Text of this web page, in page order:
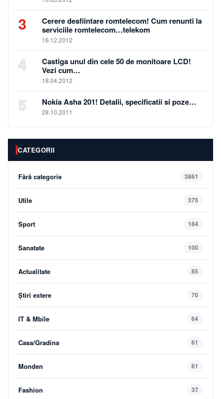
3
Cerere desfiintare romtelecom! Cum renunti la
serviciile romtelecom…telekom
16.12.2012
4
Castiga unul din cele 50 de monitoare LCD!
Vezi cum…
18.04.2012
5 Nokia Asha 201! Detalii, specificatii si poze…
28.10.2011
CATEGORII
Fără categorie 3861
Utile 375
Sport 184
Sanatate 100
Actualitate 85
Știri extere 70
IT & Mbile 64
Casa/Gradina 61
Monden 61
Fashion 37